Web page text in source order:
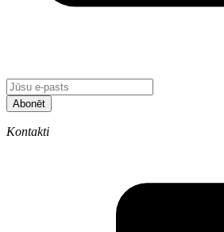
Abonēt
Kontakti